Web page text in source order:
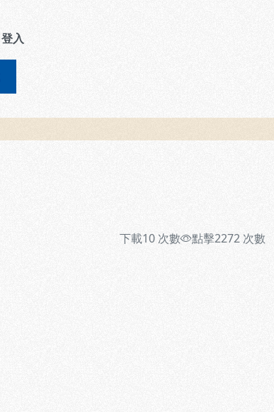
登入
下載10 次數 點擊2272 次數